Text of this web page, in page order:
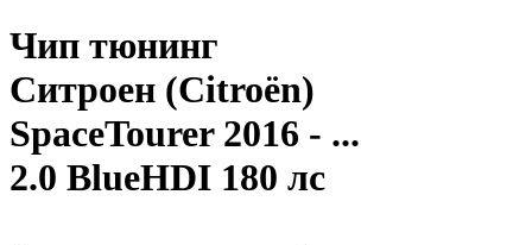
Чип тюнинг
Ситроен (Citroën)
SpaceTourer 2016 - ...
2.0 BlueHDI 180 лс